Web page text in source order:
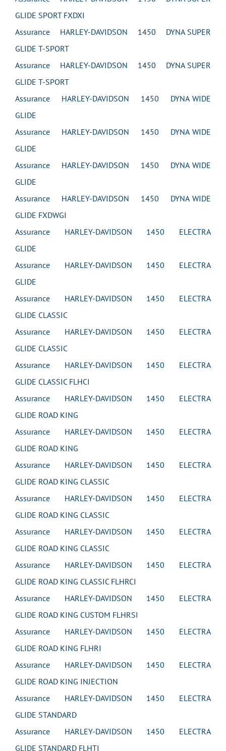
GLIDE SPORT FXDXI
Assurance HARLEY-DAVIDSON 1450 DYNA SUPER
GLIDE T-SPORT
Assurance HARLEY-DAVIDSON 1450 DYNA SUPER
GLIDE T-SPORT
Assurance HARLEY-DAVIDSON 1450 DYNA WIDE
GLIDE
Assurance HARLEY-DAVIDSON 1450 DYNA WIDE
GLIDE
Assurance HARLEY-DAVIDSON 1450 DYNA WIDE
GLIDE
Assurance HARLEY-DAVIDSON 1450 DYNA WIDE
GLIDE FXDWGI
Assurance HARLEY-DAVIDSON 1450 ELECTRA
GLIDE
Assurance HARLEY-DAVIDSON 1450 ELECTRA
GLIDE
Assurance HARLEY-DAVIDSON 1450 ELECTRA
GLIDE CLASSIC
Assurance HARLEY-DAVIDSON 1450 ELECTRA
GLIDE CLASSIC
Assurance HARLEY-DAVIDSON 1450 ELECTRA
GLIDE CLASSIC FLHCI
Assurance HARLEY-DAVIDSON 1450 ELECTRA
GLIDE ROAD KING
Assurance HARLEY-DAVIDSON 1450 ELECTRA
GLIDE ROAD KING
Assurance HARLEY-DAVIDSON 1450 ELECTRA
GLIDE ROAD KING CLASSIC
Assurance HARLEY-DAVIDSON 1450 ELECTRA
GLIDE ROAD KING CLASSIC
Assurance HARLEY-DAVIDSON 1450 ELECTRA
GLIDE ROAD KING CLASSIC
Assurance HARLEY-DAVIDSON 1450 ELECTRA
GLIDE ROAD KING CLASSIC FLHRCI
Assurance HARLEY-DAVIDSON 1450 ELECTRA
GLIDE ROAD KING CUSTOM FLHRSI
Assurance HARLEY-DAVIDSON 1450 ELECTRA
GLIDE ROAD KING FLHRI
Assurance HARLEY-DAVIDSON 1450 ELECTRA
GLIDE ROAD KING INJECTION
Assurance HARLEY-DAVIDSON 1450 ELECTRA
GLIDE STANDARD
Assurance HARLEY-DAVIDSON 1450 ELECTRA
GLIDE STANDARD FLHTI